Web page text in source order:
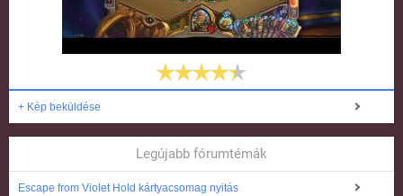
+ Kép beküldése
Legújabb fórumtémák
Escape from Violet Hold kártyacsomag nyitás